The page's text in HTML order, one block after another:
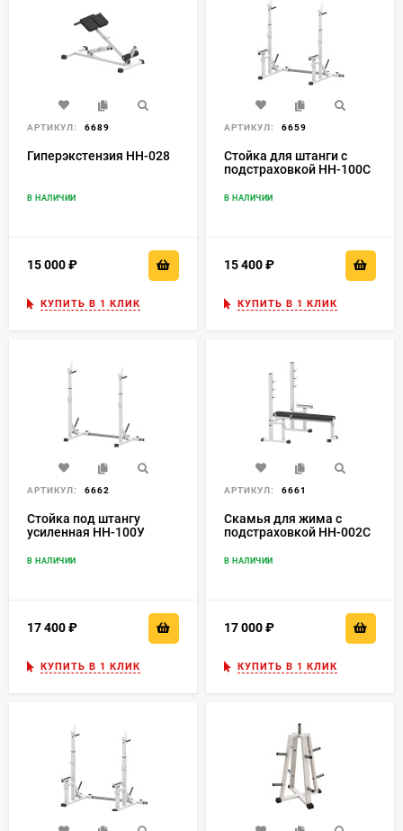
АРТИКУЛ: 6689
Гиперэкстензия HH-028
В НАЛИЧИИ
15 000
КУПИТЬ В 1 КЛИК
АРТИКУЛ: 6659
Стойка для штанги с
подстраховкой HH-100C
В НАЛИЧИИ
15 400
КУПИТЬ В 1 КЛИК
АРТИКУЛ: 6662
Стойка под штангу
усиленная HH-100У
В НАЛИЧИИ
17 400
КУПИТЬ В 1 КЛИК
АРТИКУЛ: 6661
Скамья для жима с
подстраховкой HH-002С
В НАЛИЧИИ
17 000
КУПИТЬ В 1 КЛИК